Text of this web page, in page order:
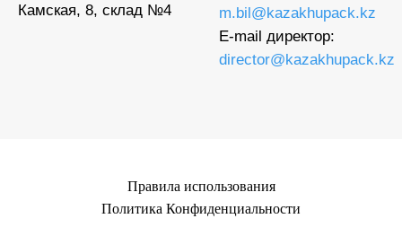
Камская, 8, склад №4
m.bil@kazakhupack.kz
E-mail директор:
director@kazakhupack.kz
Правила использования
Политика Конфиденциальности